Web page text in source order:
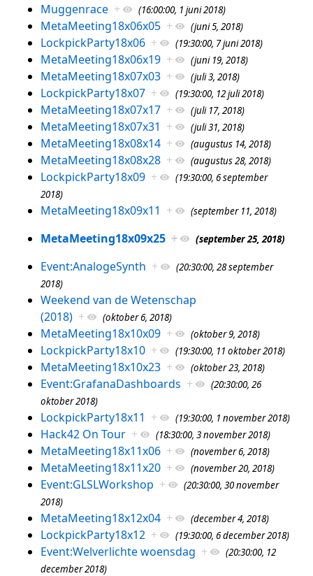
Muggenrace + (16:00:00, 1 juni 2018)
MetaMeeting18x06x05 + (juni 5, 2018)
LockpickParty18x06 + (19:30:00, 7 juni 2018)
MetaMeeting18x06x19 + (juni 19, 2018)
MetaMeeting18x07x03 + (juli 3, 2018)
LockpickParty18x07 + (19:30:00, 12 juli 2018)
MetaMeeting18x07x17 + (juli 17, 2018)
MetaMeeting18x07x31 + (juli 31, 2018)
MetaMeeting18x08x14 + (augustus 14, 2018)
MetaMeeting18x08x28 + (augustus 28, 2018)
LockpickParty18x09 +
(19:30:00, 6 september
2018)
MetaMeeting18x09x11 + (september 11, 2018)
MetaMeeting18x09x25 + (september 25, 2018)
Event:AnalogeSynth +
(20:30:00, 28 september
2018)
Weekend van de Wetenschap
(2018) + (oktober 6, 2018)
MetaMeeting18x10x09 + (oktober 9, 2018)
LockpickParty18x10 + (19:30:00, 11 oktober 2018)
MetaMeeting18x10x23 + (oktober 23, 2018)
Event:GrafanaDashboards +
(20:30:00, 26
oktober 2018)
LockpickParty18x11 + (19:30:00, 1 november 2018)
Hack42 On Tour + (18:30:00, 3 november 2018)
MetaMeeting18x11x06 + (november 6, 2018)
MetaMeeting18x11x20 + (november 20, 2018)
Event:GLSLWorkshop +
(20:30:00, 30 november
2018)
MetaMeeting18x12x04 + (december 4, 2018)
LockpickParty18x12 + (19:30:00, 6 december 2018)
Event:Welverlichte woensdag +
(20:30:00, 12
december 2018)